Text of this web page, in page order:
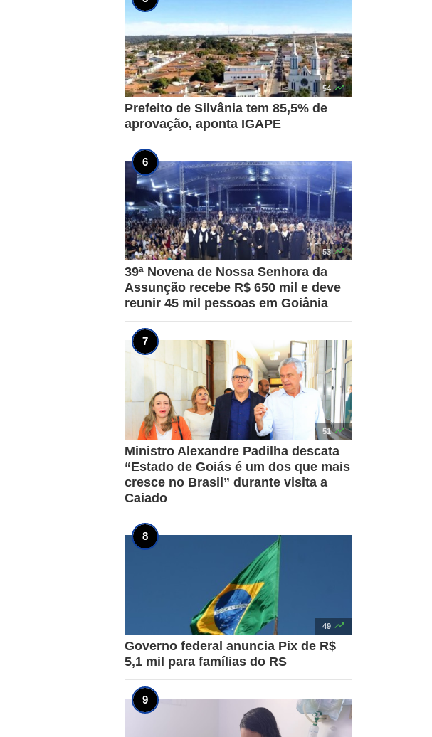
54 
Prefeito de Silvânia tem 85,5% de
aprovação, aponta IGAPE
53 
39ª Novena de Nossa Senhora da
Assunção recebe R$ 650 mil e deve
reunir 45 mil pessoas em Goiânia
51 
Ministro Alexandre Padilha descata
“Estado de Goiás é um dos que mais
cresce no Brasil” durante visita a
Caiado
49 
Governo federal anuncia Pix de R$
5,1 mil para famílias do RS